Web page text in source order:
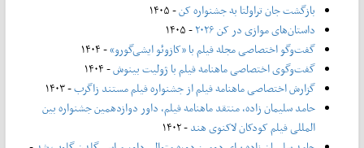
بازگشت جان تراولتا به جشنواره کن- ۱۴۰۵
داستان‌های موازی در کن ۲۰۲۶
- ۱۴۰۵
گفت‌وگو اختصاصی مجله فیلم با «کازوئو ایشی‌گورو»- ۱۴۰۴
گفت‌وگوی اختصاصی ماهنامه فیلم با ژولیت بینوش- ۱۴۰۴
گزارش اختصاصی ماهنامه فیلم از جشنواره فیلم مستند زاگرب- ۱۴۰۳
حامد سلیمان زاده، منتقد ماهنامه فیلم، داور دوازدهمین جشنواره بین
المللی فیلم کودکان لاکنوی هند- ۱۴۰۲